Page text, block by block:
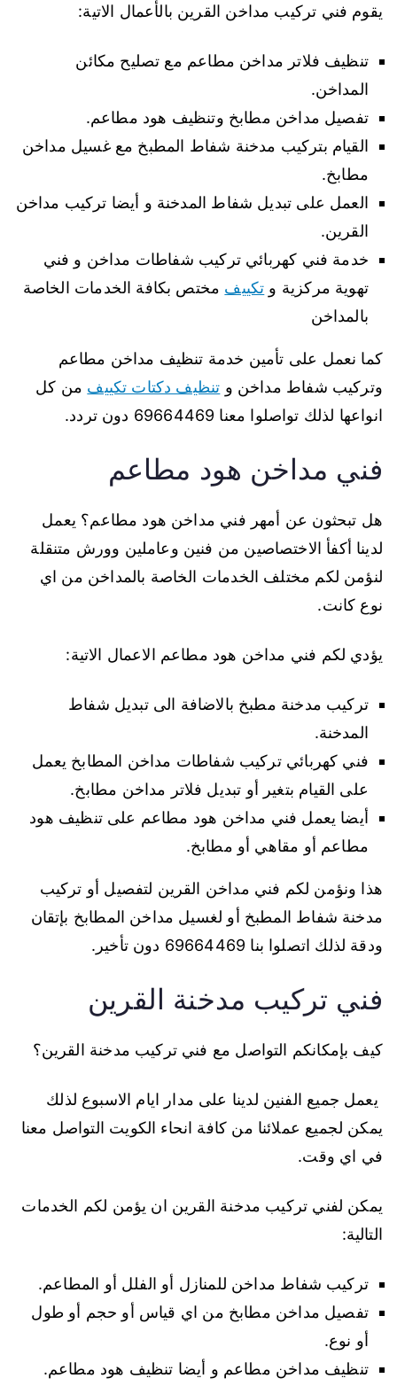
يقوم فني تركيب مداخن القرين بالأعمال الاتية:
تنظيف فلاتر مداخن مطاعم مع تصليح مكائن
المداخن.
تفصيل مداخن مطابخ وتنظيف هود مطاعم.
القيام بتركيب مدخنة شفاط المطبخ مع غسيل مداخن
مطابخ.
العمل على تبديل شفاط المدخنة و أيضا تركيب مداخن
القرين.
خدمة فني كهربائي تركيب شفاطات مداخن و فني
تهوية مركزية و تكييف مختص بكافة الخدمات الخاصة
بالمداخن
كما نعمل على تأمين خدمة تنظيف مداخن مطاعم
وتركيب شفاط مداخن و تنظيف دكتات تكييف من كل
انواعها لذلك تواصلوا معنا 69664469 دون تردد.
فني مداخن هود مطاعم
هل تبحثون عن أمهر فني مداخن هود مطاعم؟ يعمل
لدينا أكفأ الاختصاصين من فنين وعاملين وورش متنقلة
لنؤمن لكم مختلف الخدمات الخاصة بالمداخن من اي
نوع كانت.
يؤدي لكم فني مداخن هود مطاعم الاعمال الاتية:
تركيب مدخنة مطبخ بالاضافة الى تبديل شفاط
المدخنة.
فني كهربائي تركيب شفاطات مداخن المطابخ يعمل
على القيام بتغير أو تبديل فلاتر مداخن مطابخ.
أيضا يعمل فني مداخن هود مطاعم على تنظيف هود
مطاعم أو مقاهي أو مطابخ.
هذا ونؤمن لكم فني مداخن القرين لتفصيل أو تركيب
مدخنة شفاط المطبخ أو لغسيل مداخن المطابخ بإتقان
ودقة لذلك اتصلوا بنا 69664469 دون تأخير.
فني تركيب مدخنة القرين
كيف بإمكانكم التواصل مع فني تركيب مدخنة القرين؟
يعمل جميع الفنين لدينا على مدار ايام الاسبوع لذلك
يمكن لجميع عملائنا من كافة انحاء الكويت التواصل معنا
في اي وقت.
يمكن لفني تركيب مدخنة القرين ان يؤمن لكم الخدمات
التالية:
تركيب شفاط مداخن للمنازل أو الفلل أو المطاعم.
تفصيل مداخن مطابخ من اي قياس أو حجم أو طول
أو نوع.
تنظيف مداخن مطاعم و أيضا تنظيف هود مطاعم.